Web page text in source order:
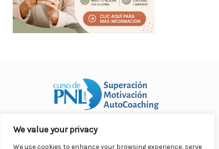
We value your privacy
We use cookies to enhance your browsing experience, serve
Curso Práctico de PNL a distancia
derechos reservados.